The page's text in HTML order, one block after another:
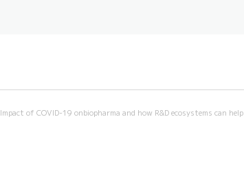
Impact of COVID-19 onbiopharma and how R&D ecosystems can help